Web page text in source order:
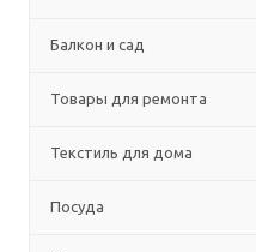
Балкон и сад
Товары для ремонта
Текстиль для дома
Посуда